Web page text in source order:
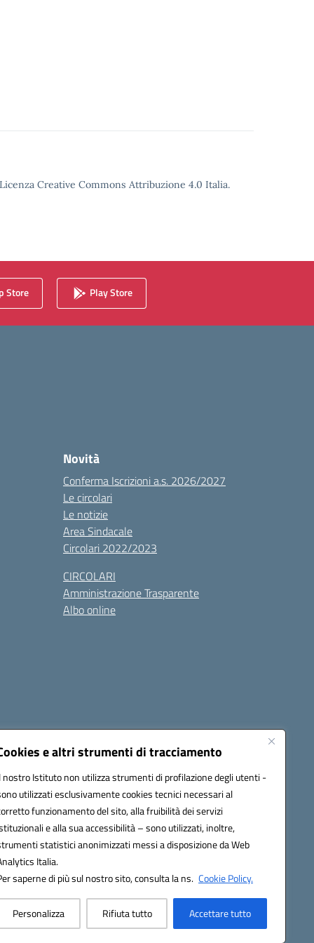
e altri strumenti di tracciamento
nostro Istituto non utilizza strumenti di profilazione degli utenti -
utilizzati esclusivamente cookies tecnici necessari al
funzionamento del sito, alla fruibilità dei servizi
e alla sua accessibilità – sono utilizzati, inoltre,
statistici anonimizzati messi a disposizione da Web
Italia.
saperne di più sul nostro sito, consulta la ns. Cookie Policy.
Personalizza Rifiuta tutto Accettare tutto
Creative Commons Attribuzione 4.0 Italia.
Store Play Store
Novità
Conferma Iscrizioni a.s. 2026/2027
Le circolari
Le notizie
Area Sindacale
Circolari 2022/2023
CIRCOLARI
Amministrazione Trasparente
Albo online
Seguici su: